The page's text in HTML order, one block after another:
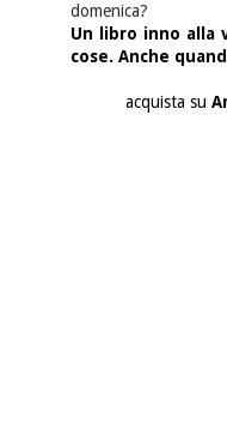
domenica?
Un libro inno alla
cose. Anche
acquista su